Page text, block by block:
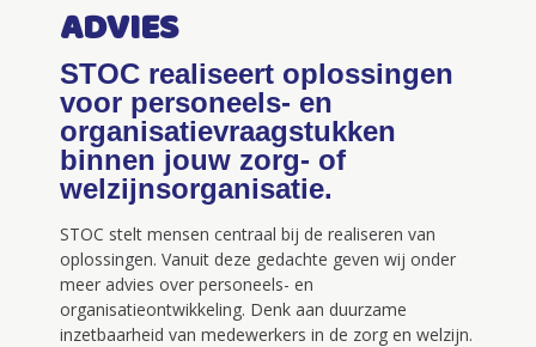
ADVIES
STOC realiseert oplossingen
voor personeels- en
organisatievraagstukken
binnen jouw zorg- of
welzijnsorganisatie.
STOC stelt mensen centraal bij de realiseren van
oplossingen. Vanuit deze gedachte geven wij onder
meer advies over personeels- en
organisatieontwikkeling. Denk aan duurzame
inzetbaarheid van medewerkers in de zorg en welzijn.